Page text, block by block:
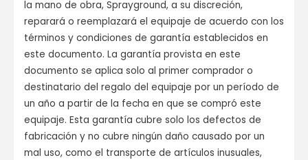
la mano de obra, Sprayground, a su discreción,
reparará o reemplazará el equipaje de acuerdo con los
términos y condiciones de garantía establecidos en
este documento. La garantía provista en este
documento se aplica solo al primer comprador o
destinatario del regalo del equipaje por un período de
un año a partir de la fecha en que se compró este
equipaje. Esta garantía cubre solo los defectos de
fabricación y no cubre ningún daño causado por un
mal uso, como el transporte de artículos inusuales,